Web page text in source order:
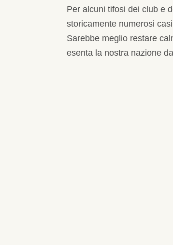
Per alcuni tifosi dei club e
storicamente numerosi
Sarebbe meglio restare
esenta la nostra nazione